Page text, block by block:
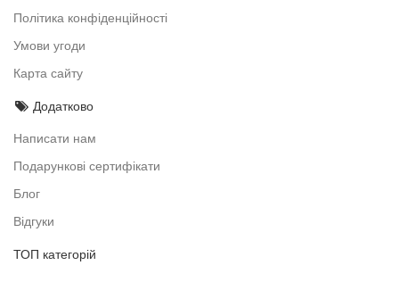
Політика конфіденційності
Умови угоди
Карта сайту
Додатково
Написати нам
Подарункові сертифікати
Блог
Відгуки
ТОП категорій